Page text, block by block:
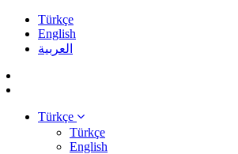
Türkçe
English
العربية
Türkçe
Türkçe
English